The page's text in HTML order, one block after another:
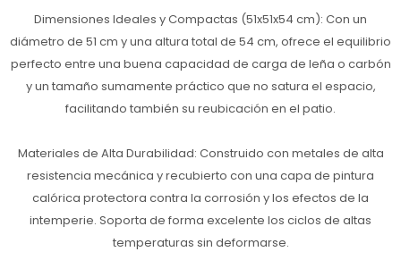
Dimensiones Ideales y Compactas (51x51x54 cm): Con un
diámetro de 51 cm y una altura total de 54 cm, ofrece el equilibrio
perfecto entre una buena capacidad de carga de leña o carbón
y un tamaño sumamente práctico que no satura el espacio,
facilitando también su reubicación en el patio.
Materiales de Alta Durabilidad: Construido con metales de alta
resistencia mecánica y recubierto con una capa de pintura
calórica protectora contra la corrosión y los efectos de la
intemperie. Soporta de forma excelente los ciclos de altas
temperaturas sin deformarse.